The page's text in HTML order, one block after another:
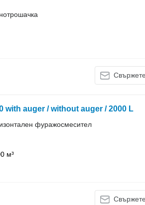
auger / without auger / 2000 L
фуражосмесител
м³